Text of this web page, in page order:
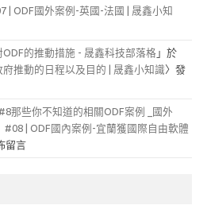
| ODF國外案例-英國-法國 | 晟鑫小知
ODF的推動措施 - 晟鑫科技部落格 」於
府推動的日程以及目的 | 晟鑫小知識〉發
那些你不知道的相關ODF案例 _國外
#08 | ODF國內案例-宜蘭獲國際自由軟體
留言